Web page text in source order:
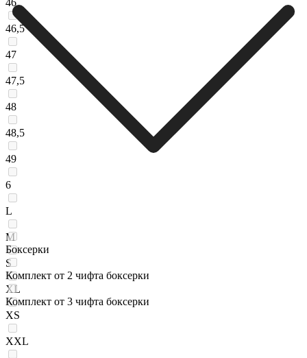
46,5
47
47,5
48
48,5
49
6
L
M
S
XL
XS
XXL
Боксерки
Комплект от 2 чифта боксерки
Комплект от 3 чифта боксерки